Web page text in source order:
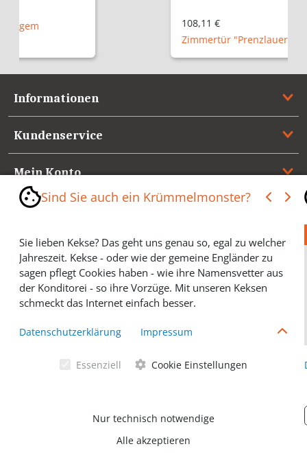
Zimmertür "Prenzlauer Berg NM"
Informationen
Kundenservice
Mein Konto
Referenzen
Medienspiegel & Presseinformationen
*** Vertrag widerrufen ***
© Ventano Beschläge GmbH 2026
Sind Sie auch ein Krümmelmonster?
Sie lieben Kekse? Das geht uns genau so, egal zu welcher
Jahreszeit. Kekse - oder wie der gemeine Engländer zu
sagen pflegt Cookies haben - wie ihre Namensvetter aus
der Konditorei - so ihre Vorzüge. Mit unseren Keksen
schmeckt das Internet einfach besser.
Cookies helfen Ihnen, Ihre gewünschten Artikel schneller
Werbung sparen und selbstverständlich anonyme
Statistiken erstellen (#Ehrensache). Deshalb schmecken
Datenschutzerklärung Impressum
Essenziell Cookie Einstellungen
Nur technisch notwendige
Alle akzeptieren